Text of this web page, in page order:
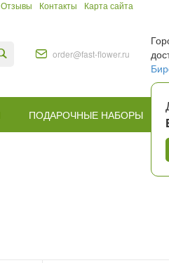
Отзывы Контакты Карта сайта
order@fast-flower.ru
ПОДАРОЧНЫЕ НАБОРЫ